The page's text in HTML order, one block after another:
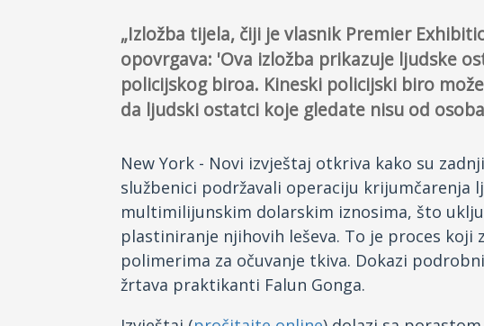
„Izložba tijela, čiji je vlasnik Premier
opovrgava: 'Ova izložba prikazuje ljudske
policijskog biroa. Kineski policijski biro
da ljudski ostatci koje gledate nisu od
New York - Novi izvještaj otkriva kako su
službenici podržavali operaciju krijumčarenja
multimilijunskim dolarskim iznosima, što
plastiniranje njihovih leševa. To je proces koji
polimerima za očuvanje tkiva. Dokazi
žrtava praktikanti Falun Gonga.